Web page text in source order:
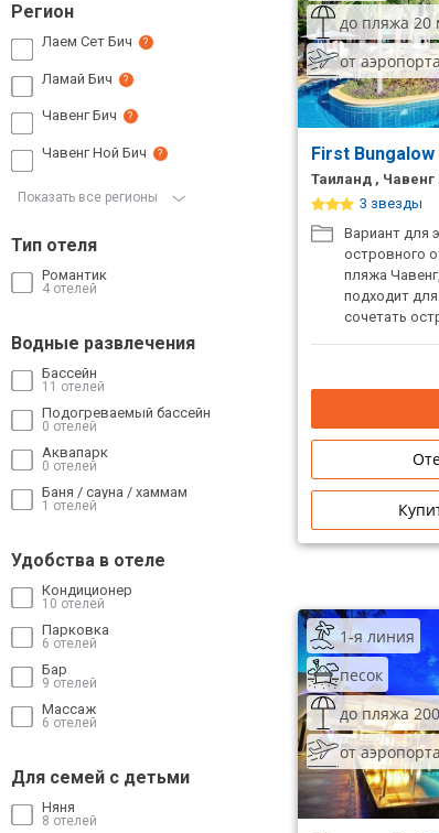
Регион
Лаем Сет Бич ?
Ламай Бич ?
Чавенг Бич ?
Чавенг Ной Бич ?
Показать все регионы
Тип отеля
Романтик
4 отелей
Водные развлечения
Бассейн
11 отелей
Подогреваемый бассейн
0 отелей
Аквапарк
0 отелей
Баня / сауна / хаммам
1 отелей
Удобства в отеле
Кондиционер
10 отелей
Парковка
6 отелей
Бар
9 отелей
Массаж
6 отелей
Для семей с детьми
Няня
8 отелей
до пляжа 20
от
First
Таиланд , Чавенг
3 звезды
Вариант для
островного
пляжа
подходит
сочетать
вечерними
Популярен
1-я линия
песок
до пляжа
от
Сетевые отели Сейшел
Сетевые отели Маврикия